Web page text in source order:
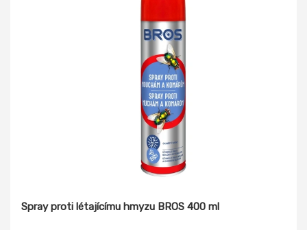
Spray proti létajícímu hmyzu BROS 400 ml